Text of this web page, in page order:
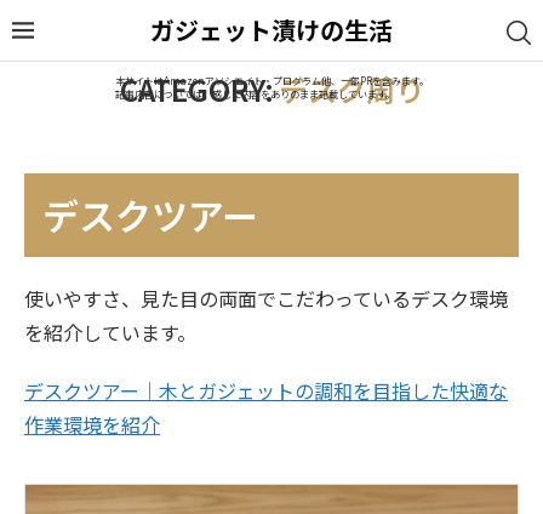
ガジェット漬けの生活
本サイトはAmazonアソシエイト・プログラム他、一部PRを含みます。
記事内容については、感じた内容をありのまま記載しています。
CATEGORY:デスク周り
デスクツアー
使いやすさ、見た目の両面でこだわっているデスク環境
を紹介しています。
デスクツアー｜木とガジェットの調和を目指した快適な
作業環境を紹介